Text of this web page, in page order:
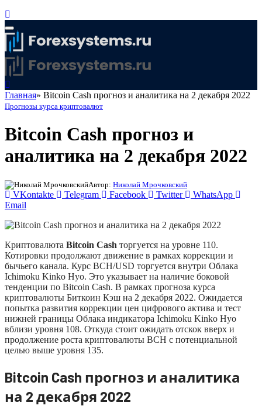
Главная» Bitcoin Cash прогноз и аналитика на 2 декабря 2022
Прогнозы курса криптовалют
Bitcoin Cash прогноз и
аналитика на 2 декабря 2022
Автор: Николай Мрочковский
VKontakte Telegram Facebook Twitter
WhatsApp
Email
Криптовалюта Bitcoin Cash торгуется на уровне 110.
Котировки продолжают движение в рамках коррекции и
бычьего канала. Курс BCH/USD торгуется внутри Облака
Ichimoku Kinko Hyo. Это указывает на наличие боковой
тенденции по Bitcoin Cash. В рамках прогноза курса
криптовалюты Биткоин Кэш на 2 декабря 2022. Ожидается
попытка развития коррекции цен цифрового актива и тест
нижней границы Облака индикатора Ichimoku Kinko Hyo
вблизи уровня 108. Откуда стоит ожидать отскок вверх и
продолжение роста криптовалюты BCH с потенциальной
целью выше уровня 135.
Bitcoin Cash прогноз и аналитика
на 2 декабря 2022